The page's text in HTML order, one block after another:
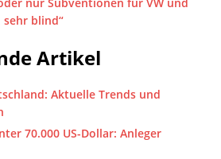
sehr blind“
Artikel
Aktuelle Trends und
70.000 US-Dollar: Anleger